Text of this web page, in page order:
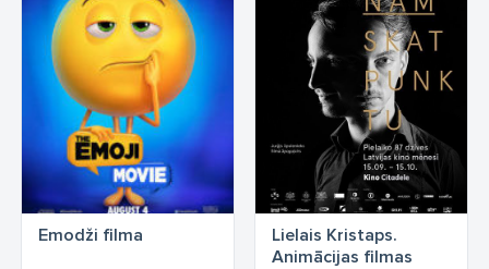
Emodži filma
Lielais Kristaps.
Animācijas filmas